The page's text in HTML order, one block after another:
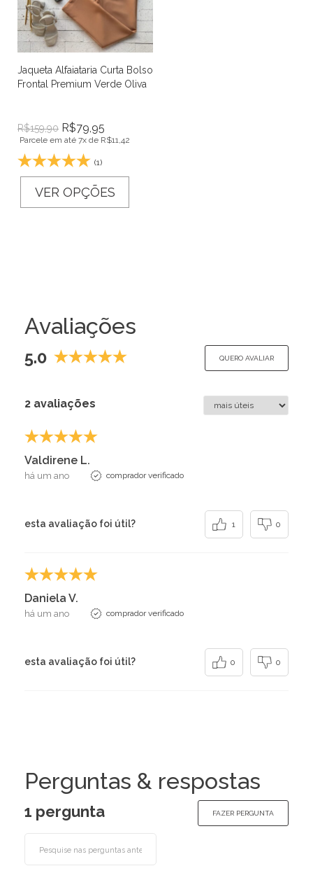
Jaqueta Alfaiataria Curta Bolso
Frontal Premium Verde Oliva
R$159,90 R$79,95
Parcele em até 7x de R$11,42
(1)
VER OPÇÕES
Avaliações
5.0 QUERO AVALIAR
2 avaliações
Valdirene L.
há um ano comprador verificado
esta avaliação foi útil? 1 0
Daniela V.
há um ano comprador verificado
esta avaliação foi útil? 0 0
Perguntas & respostas
1 pergunta FAZER PERGUNTA